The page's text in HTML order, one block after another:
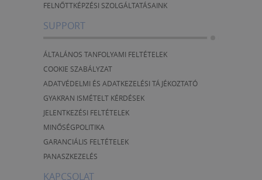
FELNŐTTKÉPZÉSI SZOLGÁLTATÁSAINK
SUPPORT
ÁLTALÁNOS TANFOLYAMI FELTÉTELEK
COOKIE SZABÁLYZAT
ADATVÉDELMI ÉS ADATKEZELÉSI TÁJÉKOZTATÓ
GYAKRAN ISMÉTELT KÉRDÉSEK
JELENTKEZÉSI FELTÉTELEK
MINŐSÉGPOLITIKA
GARANCIÁLIS FELTÉTELEK
PANASZKEZELÉS
KAPCSOLAT